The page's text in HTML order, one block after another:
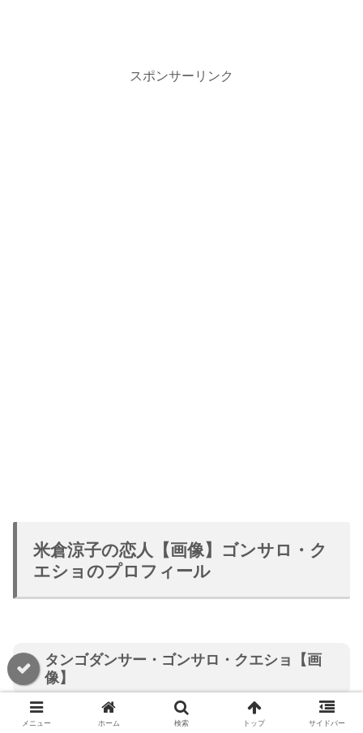
スポンサーリンク
米倉涼子の恋人【画像】ゴンサロ・ク
エショのプロフィール
タンゴダンサー・ゴンサロ・クエショ【画
像】
メニュー ホーム 検索 トップ サイドバー